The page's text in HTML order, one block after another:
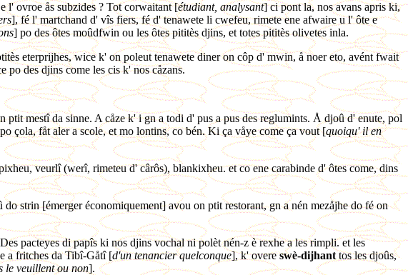
l' ovroe ås subzides ? Tot corwaitant [étudiant, analysant] ci pont la, nos avans apris ki,
], fé l' martchand d' vîs fiers, fé d' tenawete li cwefeu, rimete ene afwaire u l' ôte e
] po des ôtes moûdfwin ou les ôtes pititès djins, et totes pititès olivetes inla.
eterprijhes, wice k' on poleut tenawete diner on côp d' mwin, å noer eto, avént fwait
des djins come les cis k' nos cåzans.
mestî da sinne. A cåze k' i gn a todi d' pus a pus des reglumints. Å djoû d' enute, pol
çola, fåt aler a scole, et mo lontins, co bén. Ki ça våye come ça vout [quoiqu' il en
veurlî (werî, rimeteu d' cârôs), blankixheu. et co ene carabinde d' ôtes come, dins
strin [émerger économiquement] avou on ptit restorant, gn a nén mezåjhe do fé on
pacteyes di papîs ki nos djins vochal ni polèt nén-z è rexhe a les rimpli. et les
a fritches da Tibî-Gåtî [d'un tenancier quelconque], k' overeswè-dijhanttos les djoûs,
le veuillent ou non].